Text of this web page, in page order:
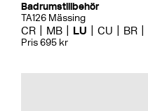
Badrumstillbehör
TA126 Mässing
CR MB LU CU BR
Pris 695 kr